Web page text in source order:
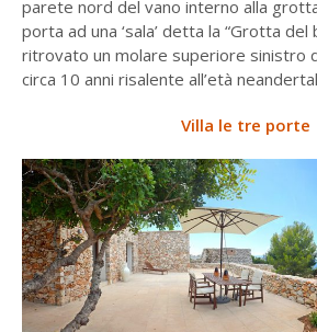
parete nord del vano interno alla grotta
porta ad una ‘sala’ detta la “Grotta del
ritrovato un molare superiore sinistro
circa 10 anni risalente all’età
Villa le tre porte